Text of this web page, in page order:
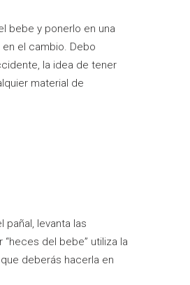
bebe y ponerlo en una
el cambio. Debo
la idea de tener
material de
levanta las
del bebe” utiliza la
deberás hacerla en